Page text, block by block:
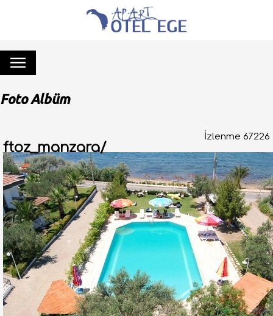
Foto Albüm
İzlenme 67226
ftoz_manzara/